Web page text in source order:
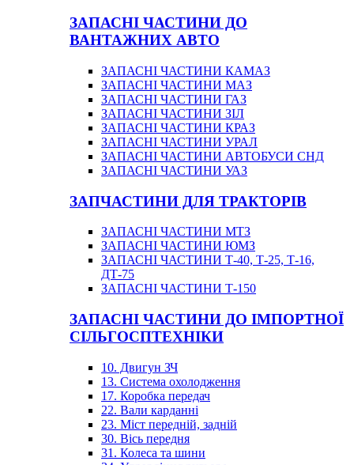
ЗАПАСНІ ЧАСТИНИ ДО
ВАНТАЖНИХ АВТО
ЗАПАСНІ ЧАСТИНИ КАМАЗ
ЗАПАСНІ ЧАСТИНИ МАЗ
ЗАПАСНІ ЧАСТИНИ ГАЗ
ЗАПАСНІ ЧАСТИНИ ЗІЛ
ЗАПАСНІ ЧАСТИНИ КРАЗ
ЗАПАСНІ ЧАСТИНИ УРАЛ
ЗАПАСНІ ЧАСТИНИ АВТОБУСИ СНД
ЗАПАСНІ ЧАСТИНИ УАЗ
ЗАПЧАСТИНИ ДЛЯ ТРАКТОРІВ
ЗАПАСНІ ЧАСТИНИ МТЗ
ЗАПАСНІ ЧАСТИНИ ЮМЗ
ЗАПАСНІ ЧАСТИНИ Т-40, Т-25, Т-16,
ДТ-75
ЗАПАСНІ ЧАСТИНИ Т-150
ЗАПАСНІ ЧАСТИНИ ДО ІМПОРТНОЇ
СІЛЬГОСПТЕХНІКИ
10. Двигун ЗЧ
13. Система охолодження
17. Коробка передач
22. Вали карданні
23. Міст передній, задній
30. Вісь передня
31. Колеса та шини